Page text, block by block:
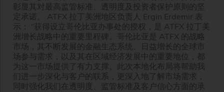
彰显其对最高监管标准、透明度及投资者保护原则的坚
定承诺。 ATFX 拉丁美洲地区负责人 Ergin Erdemir 表
示： “获得设立哥伦比亚办事处的授权，是 ATFX 拉丁美
洲增长战略中的重要里程碑。哥伦比亚是 ATFX 的战略
市场，其不断发展的金融生态系统、日益增长的全球市
场参与需求，以及其在区域经济发展中的重要地位，都
为这一市场提供了有力支撑。此次本地化布局将帮助我
们进一步深化与客户的联系，更深入地了解市场需求，
同时强化我们在透明度、监管标准及客户信心方面的承